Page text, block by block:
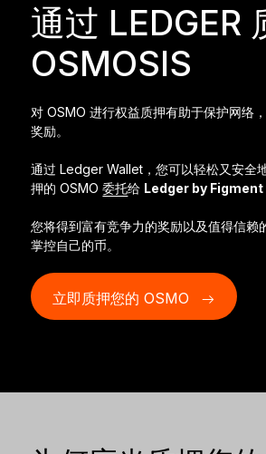
Ledger NanoGen5
独一份定制
全新色彩
选购所有商品
硬件钱包
恢复解决方案
通过 LEDGER
OSMOSIS
对 OSMO 进行权益质押有助于保护网络
奖励。
通过 Ledger Wallet，您可以轻松又安全
押的 OSMO委托给 Ledger by Figment
您将得到富有竞争力的奖励以及值得信赖
掌控自己的币。
立即质押您的 OSMO